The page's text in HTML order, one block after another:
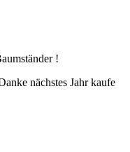
!
nächstes Jahr kaufe